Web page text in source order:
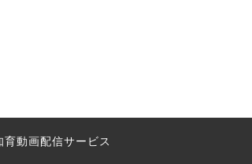
動画配信サービス